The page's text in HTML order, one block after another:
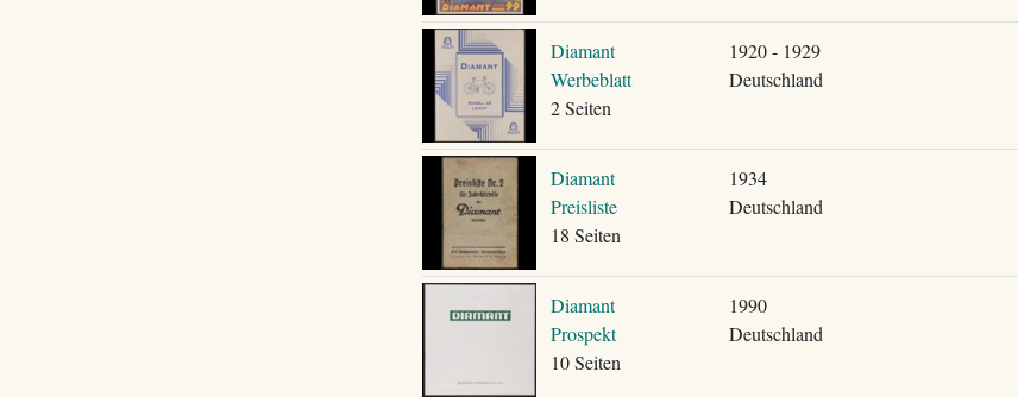
Diamant
Werbeblatt
2 Seiten
1920 - 1929
Deutschland
Diamant
Preisliste
18 Seiten
1934
Deutschland
Diamant
Prospekt
10 Seiten
1990
Deutschland